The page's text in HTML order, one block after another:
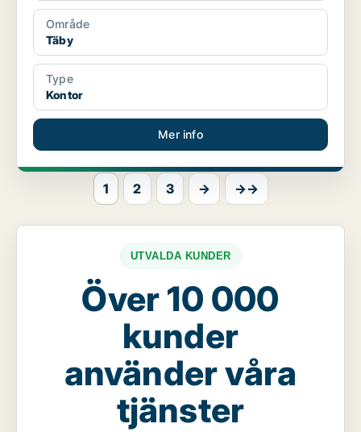
Område
Täby
Type
Kontor
Mer info
1 2 3 → →→
UTVALDA KUNDER
Över 10 000
kunder
använder våra
tjänster